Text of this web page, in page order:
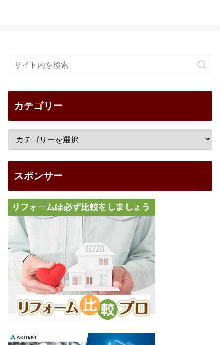
カテゴリー
スポンサー